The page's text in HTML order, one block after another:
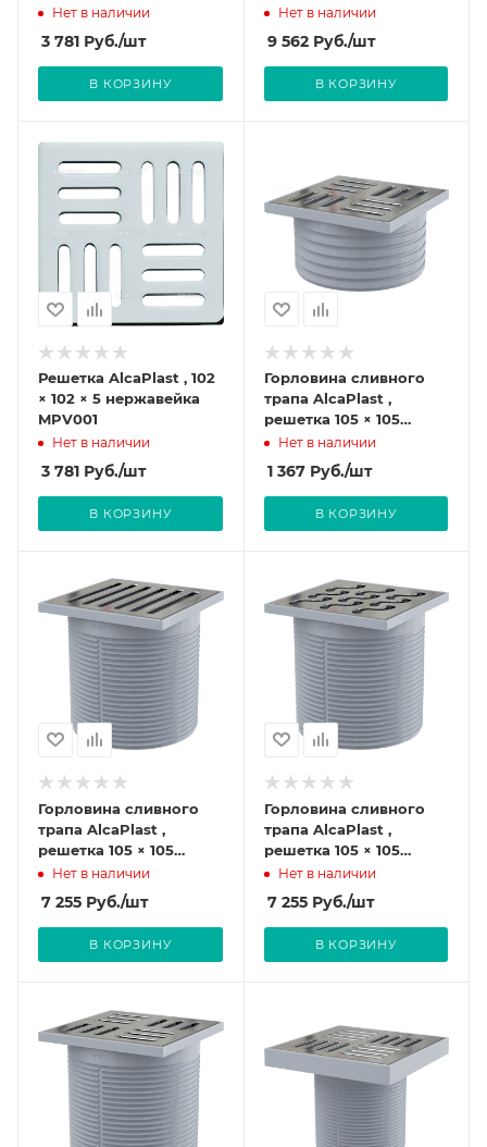
Нет в наличии
3 781 Руб./шт
В КОРЗИНУ
Нет в наличии
9 562Руб./шт
В КОРЗИНУ
Решетка AlcaPlast , 102
× 102 × 5 нержавейка
MPV001
Нет в наличии
3 781 Руб./шт
В КОРЗИНУ
Горловина сливного
трапа AlcaPlast ,
решетка 105 × 105
нержавеющая сталь
для APV26, APV26C
APV0900
Нет в наличии
1 367Руб./шт
В КОРЗИНУ
Горловина сливного
трапа AlcaPlast ,
решетка 105 × 105
нержавейка APV0700
Нет в наличии
7 255 Руб./шт
В КОРЗИНУ
Горловина сливного
трапа AlcaPlast ,
решетка 105 × 105
нержавейка APV0600
Нет в наличии
7 255Руб./шт
В КОРЗИНУ